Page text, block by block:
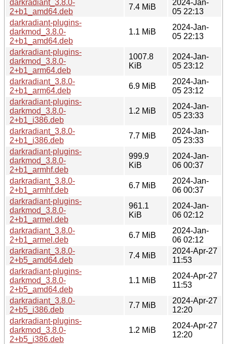
darkradiant_3.8.0-
2+b1_amd64.deb
7.4 MiB
2024-Jan-
05 22:13
darkradiant-plugins-
darkmod_3.8.0-
2+b1_amd64.deb
1.1 MiB
2024-Jan-
05 22:13
darkradiant-plugins-
darkmod_3.8.0-
2+b1_arm64.deb
1007.8
KiB
2024-Jan-
05 23:12
darkradiant_3.8.0-
2+b1_arm64.deb
6.9 MiB
2024-Jan-
05 23:12
darkradiant-plugins-
darkmod_3.8.0-
2+b1_i386.deb
1.2 MiB
2024-Jan-
05 23:33
darkradiant_3.8.0-
2+b1_i386.deb
7.7 MiB
2024-Jan-
05 23:33
darkradiant-plugins-
darkmod_3.8.0-
2+b1_armhf.deb
999.9
KiB
2024-Jan-
06 00:37
darkradiant_3.8.0-
2+b1_armhf.deb
6.7 MiB
2024-Jan-
06 00:37
darkradiant-plugins-
darkmod_3.8.0-
2+b1_armel.deb
961.1
KiB
2024-Jan-
06 02:12
darkradiant_3.8.0-
2+b1_armel.deb
6.7 MiB
2024-Jan-
06 02:12
darkradiant_3.8.0-
2+b5_amd64.deb
7.4 MiB
2024-Apr-27
11:53
darkradiant-plugins-
darkmod_3.8.0-
2+b5_amd64.deb
1.1 MiB
2024-Apr-27
11:53
darkradiant_3.8.0-
2+b5_i386.deb
7.7 MiB
2024-Apr-27
12:20
darkradiant-plugins-
darkmod_3.8.0-
2+b5_i386.deb
1.2 MiB
2024-Apr-27
12:20